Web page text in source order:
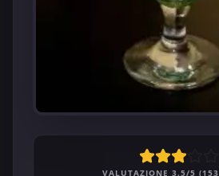
VALUTAZIONE 3.5/5 (153